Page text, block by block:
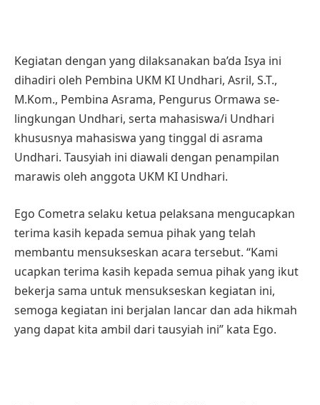
Kegiatan dengan yang dilaksanakan ba’da Isya ini
dihadiri oleh Pembina UKM KI Undhari, Asril, S.T.,
M.Kom., Pembina Asrama, Pengurus Ormawa se-
lingkungan Undhari, serta mahasiswa/i Undhari
khususnya mahasiswa yang tinggal di asrama
Undhari. Tausyiah ini diawali dengan penampilan
marawis oleh anggota UKM KI Undhari.
Ego Cometra selaku ketua pelaksana mengucapkan
terima kasih kepada semua pihak yang telah
membantu mensukseskan acara tersebut. “Kami
ucapkan terima kasih kepada semua pihak yang ikut
bekerja sama untuk mensukseskan kegiatan ini,
semoga kegiatan ini berjalan lancar dan ada hikmah
yang dapat kita ambil dari tausyiah ini” kata Ego.